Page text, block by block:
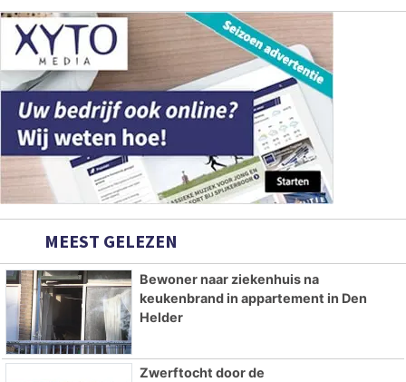
MEEST GELEZEN
Bewoner naar ziekenhuis na
keukenbrand in appartement in Den
Helder
Zwerftocht door de